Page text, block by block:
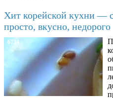
Хит корейской кухни —
просто, вкусно, недорого
6734